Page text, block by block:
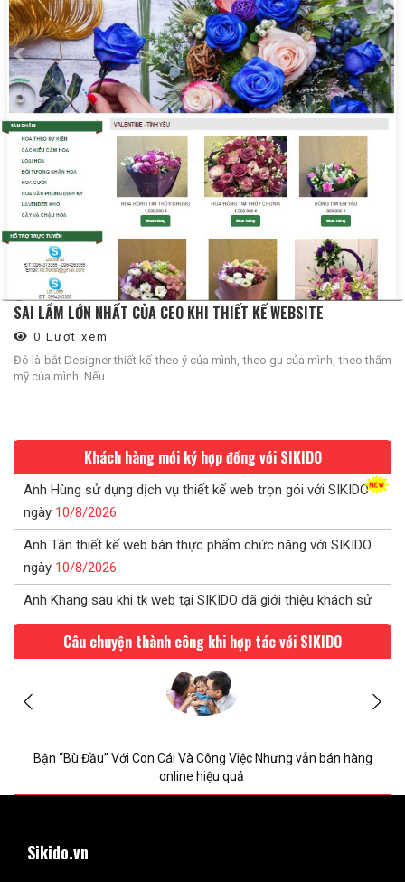
SAI LẦM LỚN NHẤT CỦA CEO KHI THIẾT KẾ WEBSITE
0 Lượt xem
Đó là bắt Designer thiết kế theo ý của mình, theo gu của mình, theo thẩm
mỹ của mình. Nếu...
Khách hàng mới ký hợp đồng với SIKIDO
Anh Hùng sử dụng dịch vụ thiết kế web trọn gói với SIKIDO
ngày 10/8/2026
Anh Tân thiết kế web bán thực phẩm chức năng với SIKIDO
ngày 10/8/2026
Anh Khang sau khi tk web tại SIKIDO đã giới thiệu khách sử
dụng10/8/2026
Chị Tuyết đã tin tưởng ký web in ấn sau khi được SIKIDO tư
Chị Uyên thiết kế web saloc tóc tại SIKIDO ngày
Câu chuyện thành công khi hợp tác với SIKIDO
Cái Và Công Việc Nhưng vẫn bán hàng
2 Tháng 27 Ngày
Sikido.vn